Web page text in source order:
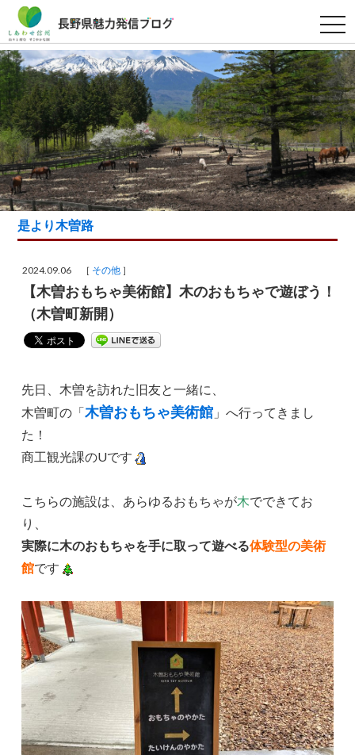
t
o
g
g
l
e
n
a
v
i
g
a
t
i
o
n
是より木曽路
2024.09.06 ［ その他 ］
【木曽おもちゃ美術館】木のおもちゃで遊ぼう！
（木曽町新開）
先日、木曽を訪れた旧友と一緒に、
木曽町の「木曽おもちゃ美術館 」へ行ってきまし
た！
商工観光課のUです
こちらの施設は、あらゆるおもちゃが木でできてお
り、
実際に木のおもちゃを手に取って遊べる体験型の美術
館です